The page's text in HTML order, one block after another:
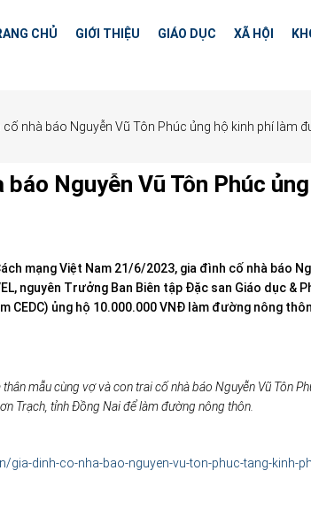
CHỦ GIỚI THIỆU GIÁO DỤC XÃ HỘI
cố nhà báo Nguyễn Vũ Tôn Phúc ủng hộ kinh phí làm
báo Nguyễn Vũ Tôn Phúc
mạng Việt Nam 21/6/2023, gia đình cố nhà báo
nguyên Trưởng Ban Biên tập Đặc san Giáo dục
CEDC) ủng hộ 10.000.000 VNĐ làm đường nông
thân mẫu cùng vợ và con trai cố nhà báo Nguyễn Vũ Tôn
Trạch, tỉnh Đồng Nai để làm đường nông thôn.
gia-dinh-co-nha-bao-nguyen-vu-ton-phuc-tang-kinh-